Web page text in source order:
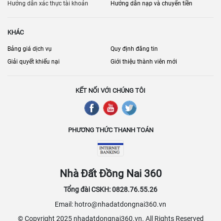
phát triển mạnh mẽ với sự xuất hiện của nhiều dự án mới, mang lại
cao chất lượng và cập nhật các tiện ích mới để đáp ứng tốt hơn các
được xem là điểm đến hấp dẫn cho các hoạt động sản xuất và kinh
doanh trong khu vực phía Nam.
Hướng dẫn xác thực tài khoản
Hướng dẫn nạp và chuyển tiền
KHÁC
Bảng giá dịch vụ
Quy định đăng tin
Giải quyết khiếu nại
Giới thiệu thành viên mới
KẾT NỐI VỚI CHÚNG TÔI
PHƯƠNG THỨC THANH TOÁN
Nhà Đất Đồng Nai 360
Tổng đài CSKH: 0828.76.55.26
Email: hotro@nhadatdongnai360.vn
© Copyright 2025 nhadatdongnai360.vn. All Rights Reserved